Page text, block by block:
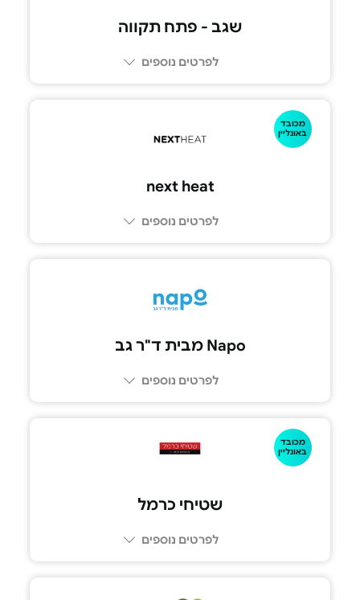
שגב - פתח תקווה
לפרטים נוספים
מכובד
באונליין
next heat
לפרטים נוספים
Napo מבית ד"ר גב
לפרטים נוספים
073-2390992מכובד
באונליין
שטיחי כרמל
לפרטים נוספים